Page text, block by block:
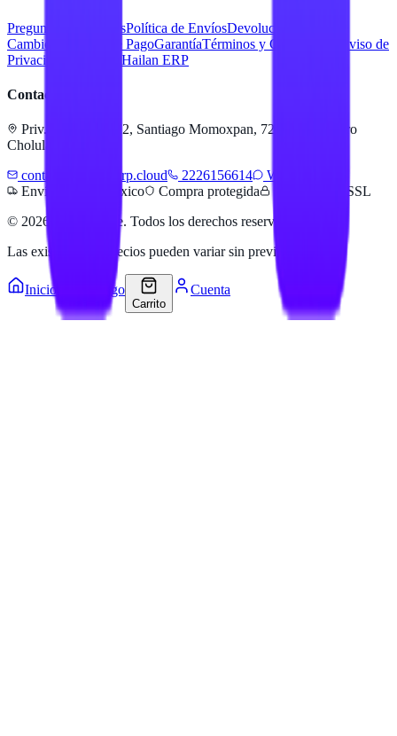
Preguntas FrecuentesPolítica de EnvíosDevoluciones y
Cambios
Métodos de PagoGarantíaTérminos y Condiciones
Aviso de
Privacidad
Servicios Hailan ERP
Contacto
Priv. Alejandra 512, Santiago Momoxpan, 72775 San Pedro
Cholula, Pue.
contacto@hailanerp.cloud
2226156614
WhatsApp
Envíos a todo México
Compra protegida
Pago seguro SSL
© 2026 Hailan Store. Todos los derechos reservados.
Las existencias y precios pueden variar sin previo aviso.
Inicio Catálogo
Carrito
Cuenta